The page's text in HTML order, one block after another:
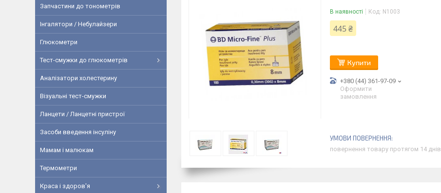
В наявності Код: N1003
445 ₴
Купити
+380 (44) 361-97-09
Оформити
замовлення
повернення товару протягом 14 днів
Запчастини до тонометрів
Інгалятори / Небулайзери
Глюкометри
Тест-смужки до глюкометрів
Аналізатори холестерину
Візуальні тест-смужки
Ланцети / Ланцетні пристрої
Засоби введення інсуліну
Мамам і малюкам
Термометри
Краса і здоров'я